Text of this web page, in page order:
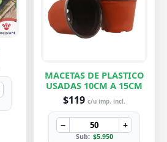
MACETAS DE PLASTICO
USADAS 10CM A 15CM
$119 c/u imp. incl.
− +
Sub: $5.950